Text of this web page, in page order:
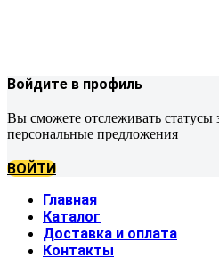
Войдите в профиль
Вы сможете отслеживать статусы
персональные предложения
ВОЙТИ
Главная
Каталог
Доставка и оплата
Контакты